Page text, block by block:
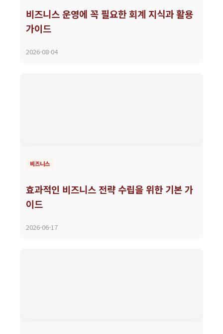
비즈니스 운영에 꼭 필요한 회계 지식과 활용
가이드
2026-08-04
비즈니스
효과적인 비즈니스 전략 수립을 위한 기본 가
이드
2026-06-17